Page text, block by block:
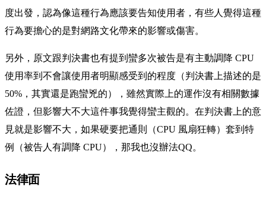
度出發，認為像這種行為應該要告知使用者，有些人覺得這種
行為要擔心的是對網路文化帶來的影響或傷害。
另外，原文跟判決書也有提到蠻多次被告是有主動調降 CPU
使用率到不會讓使用者明顯感受到的程度（判決書上描述的是
50%，其實還是跑蠻兇的），雖然實際上的運作沒有相關數據
佐證，但影響大不大這件事我覺得蠻主觀的。在判決書上的意
見就是影響不大，如果硬要把通則（CPU 風扇狂轉）套到特
例（被告人有調降 CPU），那我也沒辦法QQ。
法律面